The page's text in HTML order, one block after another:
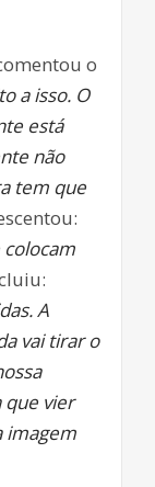
o
a isso. O
está
não
tem que
colocam
A
vai tirar o
que vier
imagem